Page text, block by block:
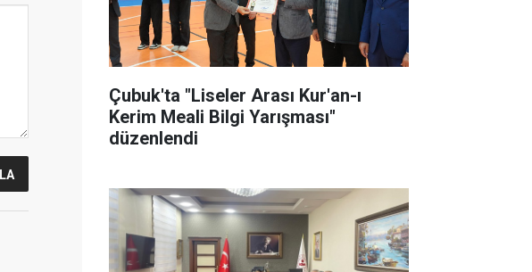
Çubuk'ta "Liseler Arası Kur'an-ı
Kerim Meali Bilgi Yarışması"
düzenlendi